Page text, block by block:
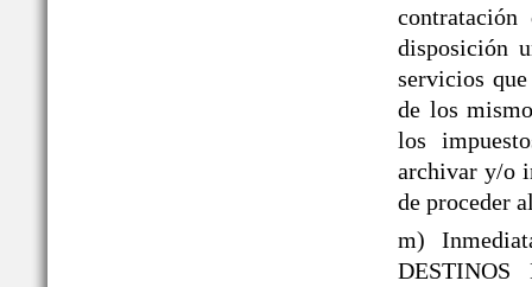
disposición
servicios
de los
los
archivar y/o
de proceder
m)